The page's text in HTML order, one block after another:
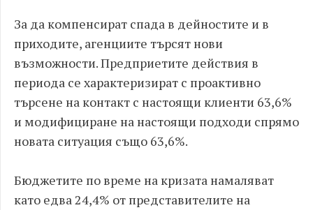
За да компенсират спада в дейностите и в
приходите, агенциите търсят нови
възможности. Предприетите действия в
периода се характеризират с проактивно
търсене на контакт с настоящи клиенти 63,6%
и модифициране на настоящи подходи спрямо
новата ситуация също 63,6%.
Бюджетите по време на кризата намаляват
като едва 24,4% от представителите на